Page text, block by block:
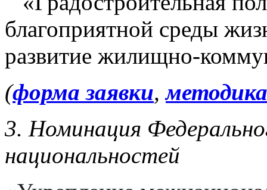
благоприятной среды
развитие жилищно-
(форма заявки,
3. Номинация
национальностей